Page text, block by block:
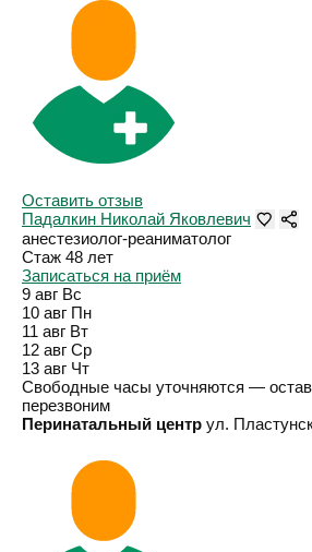
Оставить отзыв
Падалкин Николай Яковлевич
анестезиолог-реаниматолог
Стаж 48 лет
Записаться на приём
9 авг Вс
10 авг Пн
11 авг Вт
12 авг Ср
13 авг Чт
Свободные часы уточняются —
перезвоним
Перинатальный центр ул.